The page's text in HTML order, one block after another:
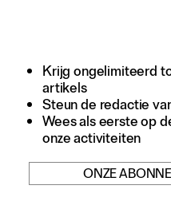
Aanmelden
Abonneren
Adverteren
Nieuwsbrief
Over GLEAN
Krijg ongelimiteerd
artikels
Steun de redactie
Wees als eerste op
onze activiteiten
ONZE